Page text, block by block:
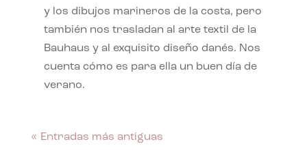
y los dibujos marineros de la costa, pero
también nos trasladan al arte textil de la
Bauhaus y al exquisito diseño danés. Nos
cuenta cómo es para ella un buen día de
verano.
« Entradas más antiguas